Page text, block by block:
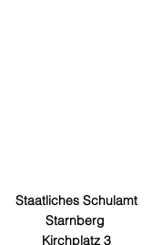
Staatliches Schulamt
Starnberg
Kirchplatz 3